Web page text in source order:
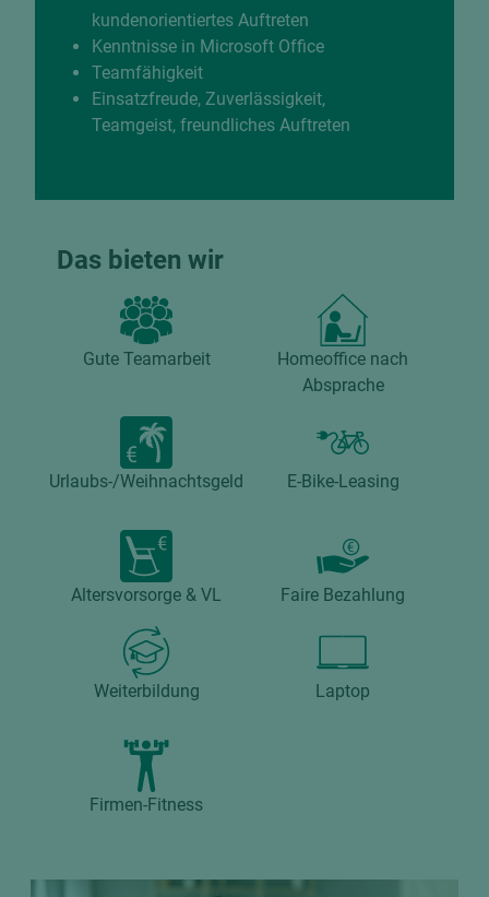
kundenorientiertes Auftreten
Kenntnisse in Microsoft Ofﬁce
Teamfähigkeit
Einsatzfreude, Zuverlässigkeit,
Teamgeist, freundliches Auftreten
Das bieten wir
Gute Teamarbeit
Homeoffice nach
Absprache
Urlaubs-/Weihnachtsgeld E-Bike-Leasing
Altersvorsorge & VL Faire Bezahlung
Weiterbildung Laptop
Firmen-Fitness